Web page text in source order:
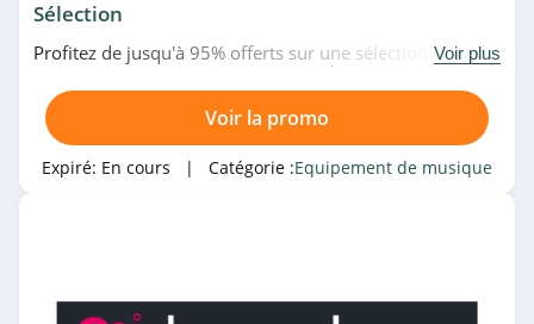
Sélection
Profitez de jusqu'à 95% offerts sur une sélection deVoir plus
Voir la promo
Expiré: En cours | Catégorie :Equipement de musique